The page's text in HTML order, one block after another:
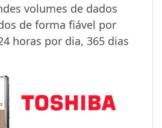
volumes de dados
de forma fiável por
horas por dia, 365 dias